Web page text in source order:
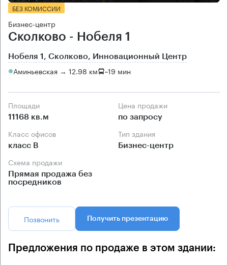
БЕЗ КОМИССИИ
Бизнес-центр
Сколково - Нобеля 1
Нобеля 1, Сколково, Инновационный Центр
Аминьевская → 12.98 км ~19 мин
Площади
11168 кв.м
Цена продажи
по запросу
Класс офисов
класс B
Тип здания
Бизнес-центр
Схема продажи
Прямая продажа без
посредников
Позвонить Получить презентацию
Предложения по продаже в этом здании: